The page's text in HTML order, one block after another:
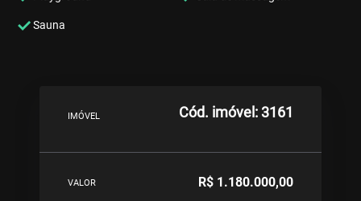
Sauna
IMÓVEL Cód. imóvel: 3161
VALOR R$ 1.180.000,00